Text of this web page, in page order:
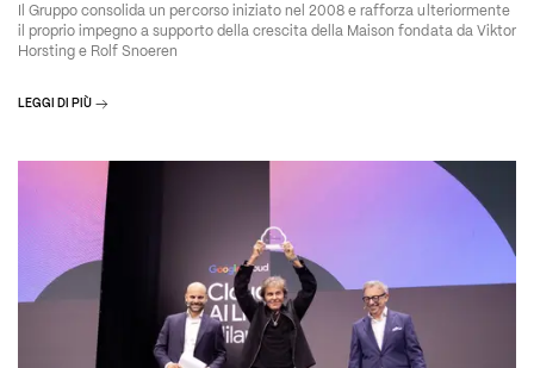
Il Gruppo consolida un percorso iniziato nel 2008 e rafforza ulteriormente
il proprio impegno a supporto della crescita della Maison fondata da Viktor
Horsting e Rolf Snoeren
LEGGI DI PIÙ